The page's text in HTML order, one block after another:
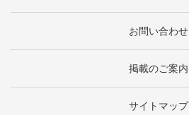
お問い合わせ
掲載のご案内
サイトマップ